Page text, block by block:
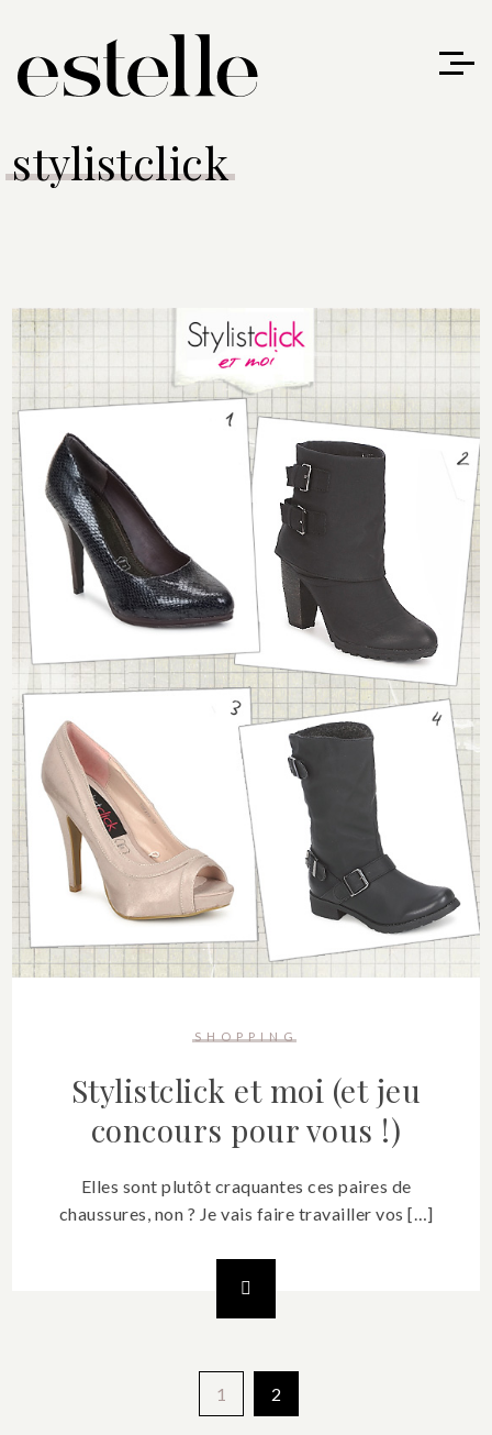
stylistclick
SHOPPING
Stylistclick et moi (et jeu
concours pour vous !)
Elles sont plutôt craquantes ces paires de
chaussures, non ? Je vais faire travailler vos […]
1 2